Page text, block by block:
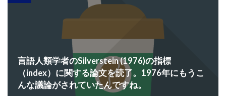
言語人類学者のSilverstein (1976)の指標
（index）に関する論文を読了。1976年にもうこ
んな議論がされていたんですね。